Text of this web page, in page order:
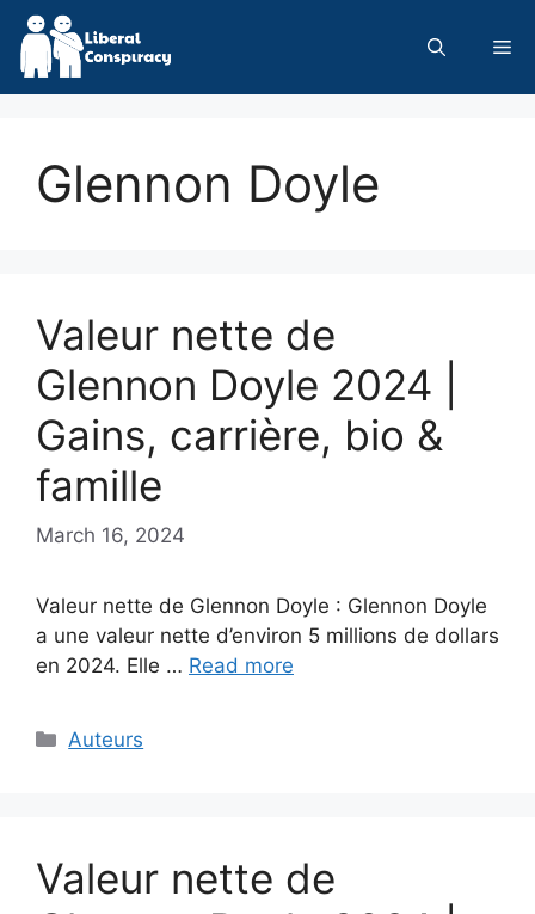
Skip
content
Glennon Doyle
Valeur nette de
Glennon Doyle 2024 |
Gains, carrière, bio &
famille
March 16, 2024
Valeur nette de Glennon Doyle : Glennon Doyle
a une valeur nette d’environ 5 millions de dollars
en 2024. Elle … Read more
Categories
Auteurs
Valeur nette de